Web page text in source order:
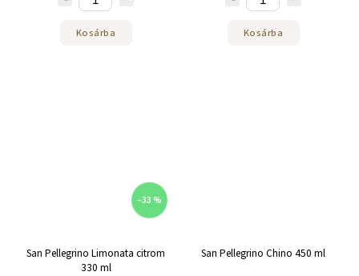
Kosárba Kosárba
–33 %
San Pellegrino Limonata citrom
330 ml
San Pellegrino Chino 450 ml